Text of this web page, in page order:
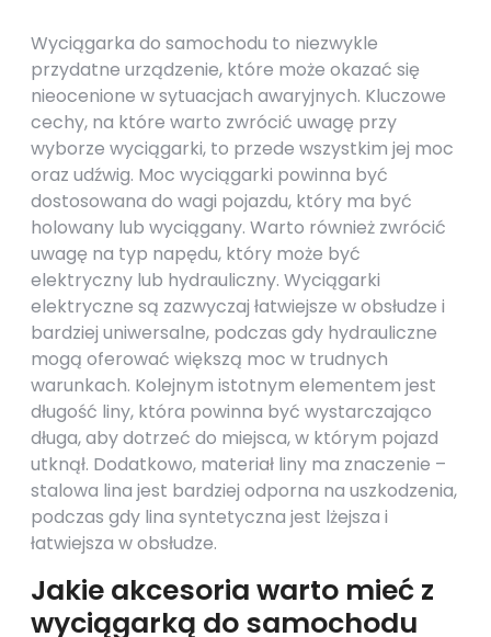
Wyciągarka do samochodu to niezwykle
przydatne urządzenie, które może okazać się
nieocenione w sytuacjach awaryjnych. Kluczowe
cechy, na które warto zwrócić uwagę przy
wyborze wyciągarki, to przede wszystkim jej moc
oraz udźwig. Moc wyciągarki powinna być
dostosowana do wagi pojazdu, który ma być
holowany lub wyciągany. Warto również zwrócić
uwagę na typ napędu, który może być
elektryczny lub hydrauliczny. Wyciągarki
elektryczne są zazwyczaj łatwiejsze w obsłudze i
bardziej uniwersalne, podczas gdy hydrauliczne
mogą oferować większą moc w trudnych
warunkach. Kolejnym istotnym elementem jest
długość liny, która powinna być wystarczająco
długa, aby dotrzeć do miejsca, w którym pojazd
utknął. Dodatkowo, materiał liny ma znaczenie –
stalowa lina jest bardziej odporna na uszkodzenia,
podczas gdy lina syntetyczna jest lżejsza i
łatwiejsza w obsłudze.
Jakie akcesoria warto mieć z
wyciągarką do samochodu